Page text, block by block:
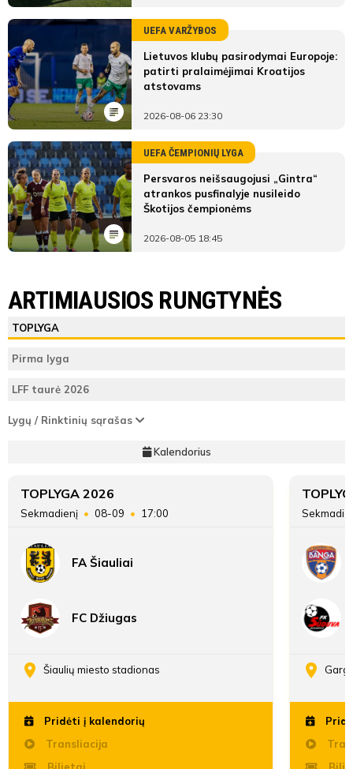
UEFA VARŽYBOS
Lietuvos klubų pasirodymai Europoje:
patirti pralaimėjimai Kroatijos
atstovams
2026-08-06 23:30
UEFA ČEMPIONIŲ LYGA
Persvaros neišsaugojusi „Gintra“
atrankos pusfinalyje nusileido
Škotijos čempionėms
2026-08-05 18:45
ARTIMIAUSIOS RUNGTYNĖS
TOPLYGA
Pirma lyga
LFF taurė 2026
Lygų / Rinktinių sąrašas
Kalendorius
TOPLYGA 2026
Sekmadienį 08-09 17:00
FA Šiauliai
FC Džiugas
Šiaulių miesto stadionas
Pridėti į kalendorių
Transliacija